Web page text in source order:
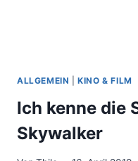
ALLGEMEIN |KINO & FILM
Ich kenne die
Skywalker